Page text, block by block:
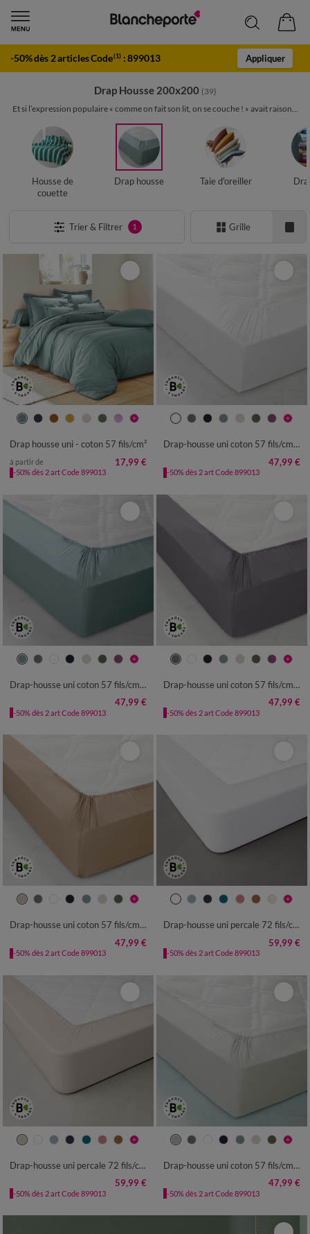
-50% dès 2 articles Code(1) :899013 Appliquer
Drap Housse 200x200 (39)
Et si l’expression populaire « comme on fait son lit, on se couche ! » avait raison...
Housse de
couette
Drap housse Taie d'oreiller
Trier & Filtrer 1 Grille
Drap housse uni - coton 57 fils/cm²
à partir de 17,99 €
-50% dès 2 art Code 899013
Drap-housse uni coton 57 fils/cm² - bonnet 32 cm
47,99 €
-50% dès 2 art Code 899013
Drap-housse uni coton 57 fils/cm² - bonnet 32 cm
47,99 €
-50% dès 2 art Code 899013
Drap-housse uni coton 57 fils/cm² - bonnet 32 cm
47,99 €
-50% dès 2 art Code 899013
Drap-housse uni coton 57 fils/cm² - bonnet 32 cm
47,99 €
-50% dès 2 art Code 899013
Drap-housse uni percale 72 fils/cm² - bonnet 40 cm
59,99 €
-50% dès 2 art Code 899013
Drap-housse uni percale 72 fils/cm² - bonnet 40 cm
59,99 €
-50% dès 2 art Code 899013
Drap-housse uni coton 57 fils/cm² - bonnet 32 cm
47,99 €
-50% dès 2 art Code 899013